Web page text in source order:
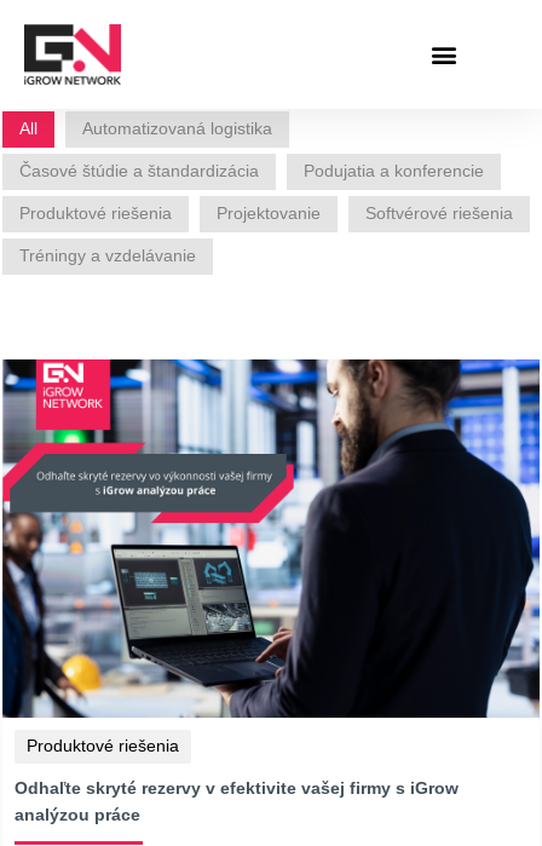
obsah
All Automatizovaná logistika
Časové štúdie a štandardizácia Podujatia a konferencie
Produktové riešenia Projektovanie Softvérové riešenia
Tréningy a vzdelávanie
Produktové riešenia
Odhaľte skryté rezervy v efektivite vašej firmy s iGrow
analýzou práce